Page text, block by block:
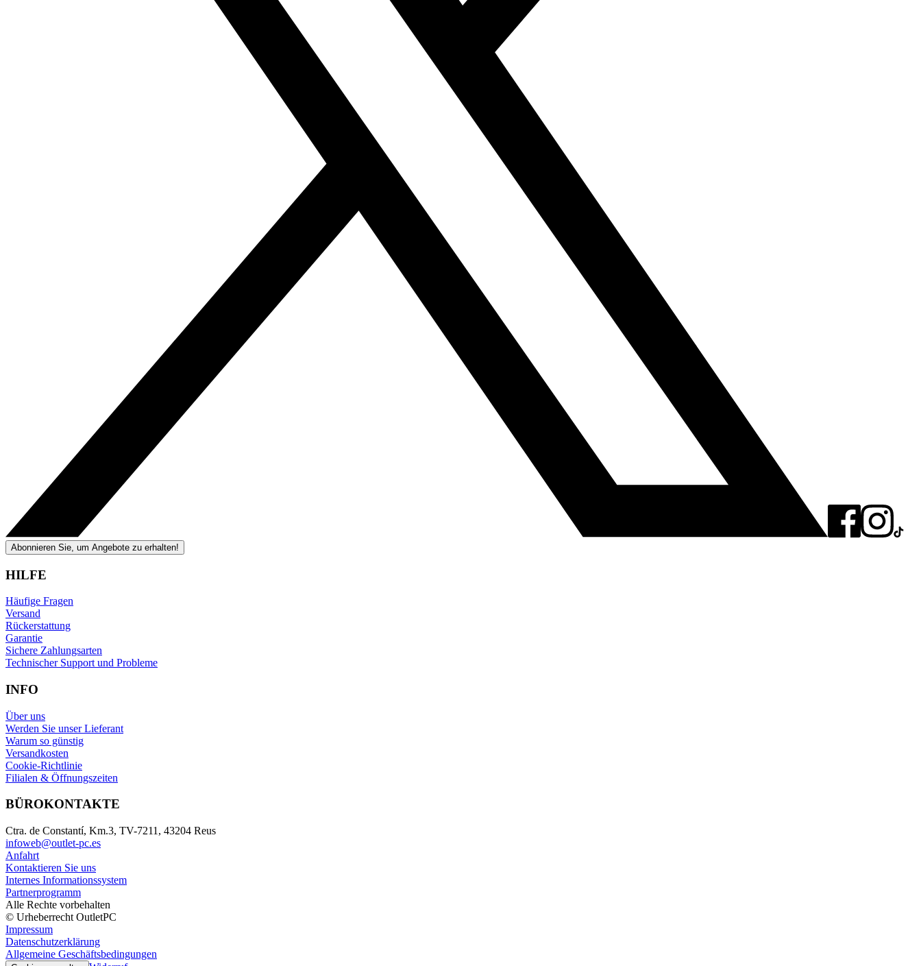
Abonnieren Sie, um Angebote zu erhalten!
HILFE
Häufige Fragen
Versand
Rückerstattung
Garantie
Sichere Zahlungsarten
Technischer Support und Probleme
INFO
Über uns
Werden Sie unser Lieferant
Warum so günstig
Versandkosten
Cookie-Richtlinie
Filialen & Öffnungszeiten
BÜROKONTAKTE
Ctra. de Constantí, Km.3, TV-7211, 43204 Reus
infoweb@outlet-pc.es
Anfahrt
Kontaktieren Sie uns
Internes Informationssystem
Partnerprogramm
Alle Rechte vorbehalten
© Urheberrecht OutletPC
Impressum
Datenschutzerklärung
Allgemeine Geschäftsbedingungen